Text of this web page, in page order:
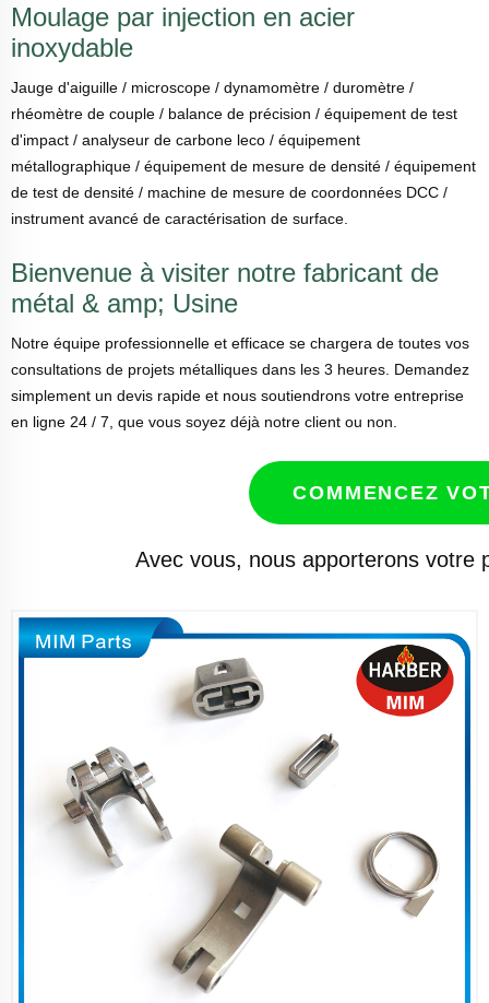
Moulage par injection en acier
inoxydable
Jauge d'aiguille / microscope / dynamomètre / duromètre /
rhéomètre de couple / balance de précision / équipement de test
d'impact / analyseur de carbone leco / équipement
métallographique / équipement de mesure de densité / équipement
de test de densité / machine de mesure de coordonnées DCC /
instrument avancé de caractérisation de surface.
Bienvenue à visiter notre fabricant de
métal & amp; Usine
Notre équipe professionnelle et efficace se chargera de toutes vos
consultations de projets métalliques dans les 3 heures. Demandez
simplement un devis rapide et nous soutiendrons votre entreprise
en ligne 24 / 7, que vous soyez déjà notre client ou non.
COMMENCEZ
Avec vous, nous apporterons votre